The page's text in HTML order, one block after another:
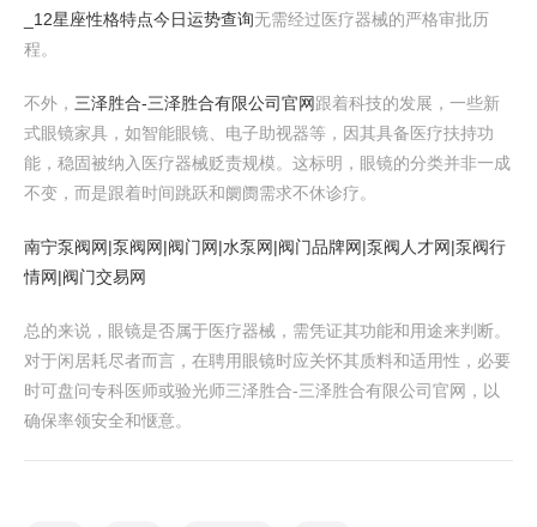
_12星座性格特点今日运势查询无需经过医疗器械的严格审批历
程。
不外， 三泽胜合-三泽胜合有限公司官网跟着科技的发展，一些新
式眼镜家具，如智能眼镜、电子助视器等，因其具备医疗扶持功
能，稳固被纳入医疗器械贬责规模。这标明，眼镜的分类并非一成
不变，而是跟着时间跳跃和阛阓需求不休诊疗。
南宁泵阀网|泵阀网|阀门网|水泵网|阀门品牌网|泵阀人才网|泵阀行
情网|阀门交易网
总的来说，眼镜是否属于医疗器械，需凭证其功能和用途来判断。
对于闲居耗尽者而言，在聘用眼镜时应关怀其质料和适用性，必要
时可盘问专科医师或验光师三泽胜合-三泽胜合有限公司官网，以
确保率领安全和惬意。